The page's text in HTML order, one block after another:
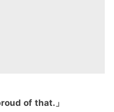
of that.」